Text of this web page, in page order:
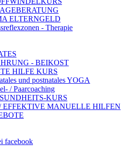
ELTERNGELD
- Therapie
- BEIKOST
HILFE KURS
und postnatales YOGA
/ Paarcoaching
KURS
EFFEKTIVE MANUELLE HILFEN
facebook